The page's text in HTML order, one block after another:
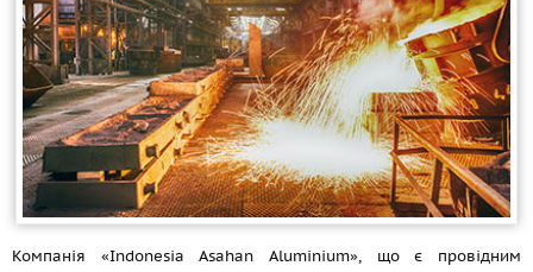
Компанія «Indonesia Asahan Aluminium», що є провідним